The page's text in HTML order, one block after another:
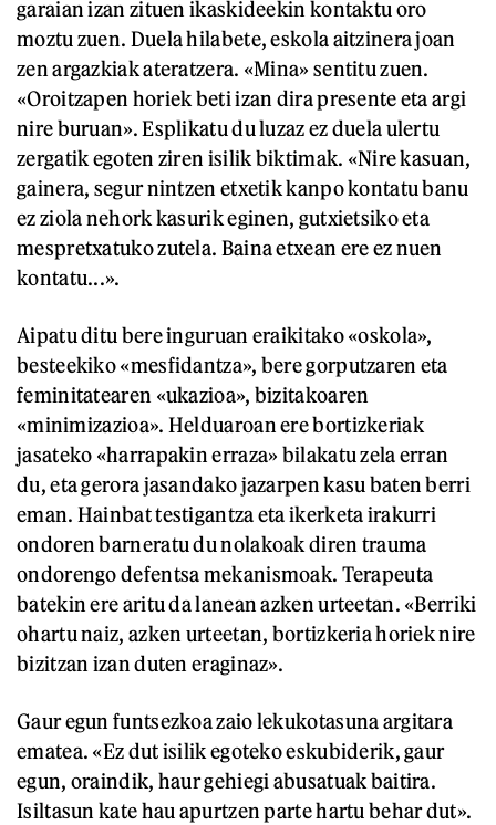
garaian izan zituen ikaskideekin kontaktu oro
moztu zuen. Duela hilabete, eskola aitzinera joan
zen argazkiak ateratzera. «Mina» sentitu zuen.
«Oroitzapen horiek beti izan dira presente eta argi
nire buruan». Esplikatu du luzaz ez duela ulertu
zergatik egoten ziren isilik biktimak. «Nire kasuan,
gainera, segur nintzen etxetik kanpo kontatu banu
ez ziola nehork kasurik eginen, gutxietsiko eta
mespretxatuko zutela. Baina etxean ere ez nuen
kontatu...».
Aipatu ditu bere inguruan eraikitako «oskola»,
besteekiko «mesfidantza», bere gorputzaren eta
feminitatearen «ukazioa», bizitakoaren
«minimizazioa». Helduaroan ere bortizkeriak
jasateko «harrapakin erraza» bilakatu zela erran
du, eta gerora jasandako jazarpen kasu baten berri
eman. Hainbat testigantza eta ikerketa irakurri
ondoren barneratu du nolakoak diren trauma
ondorengo defentsa mekanismoak. Terapeuta
batekin ere aritu da lanean azken urteetan. «Berriki
ohartu naiz, azken urteetan, bortizkeria horiek nire
bizitzan izan duten eraginaz».
Gaur egun funtsezkoa zaio lekukotasuna argitara
ematea. «Ez dut isilik egoteko eskubiderik, gaur
egun, oraindik, haur gehiegi abusatuak baitira.
Isiltasun kate hau apurtzen parte hartu behar dut».